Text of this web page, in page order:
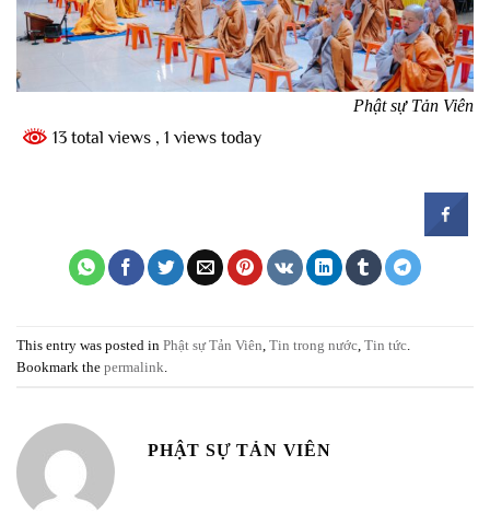
Phật sự Tản Viên
13 total views , 1 views today
This entry was posted in Phật sự Tản Viên Tin trong nước Tin tức
Bookmark the permalink
PHẬT SỰ TẢN VIÊN